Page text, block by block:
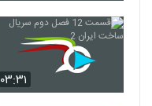
۰۳:۳۱